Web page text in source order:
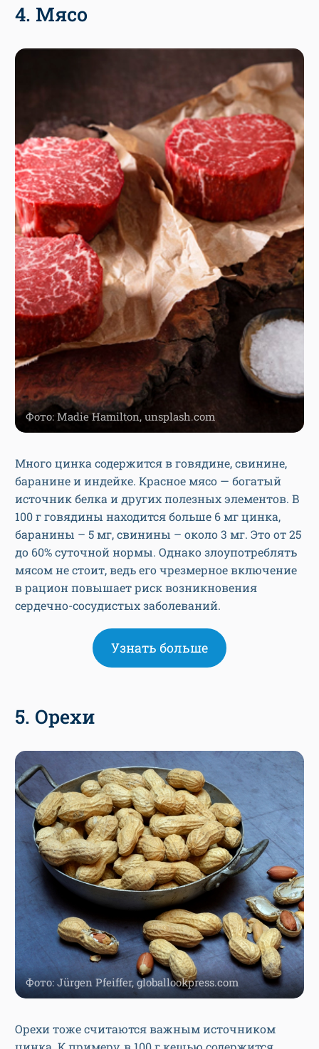
4. Мясо
Фото: Madie Hamilton, unsplash.com
Много цинка содержится в говядине, свинине,
баранине и индейке. Красное мясо — богатый
источник белка и других полезных элементов. В
100 г говядины находится больше 6 мг цинка,
баранины – 5 мг, свинины – около 3 мг. Это от 25
до 60% суточной нормы. Однако злоупотреблять
мясом не стоит, ведь его чрезмерное включение
в рацион повышает риск возникновения
сердечно-сосудистых заболеваний.
Узнать больше
5. Орехи
Фото: Jürgen Pfeiffer, globallookpress.com
Орехи тоже считаются важным источником